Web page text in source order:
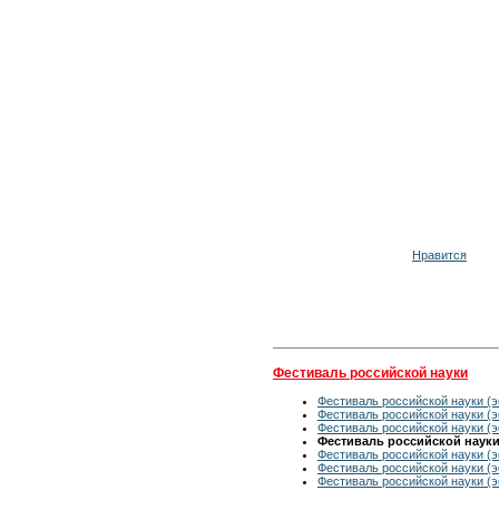
Нравится
Фестиваль российской науки
Фестиваль российской науки
Фестиваль российской науки
Фестиваль российской науки
Фестиваль российской
Фестиваль российской науки
Фестиваль российской науки
Фестиваль российской науки